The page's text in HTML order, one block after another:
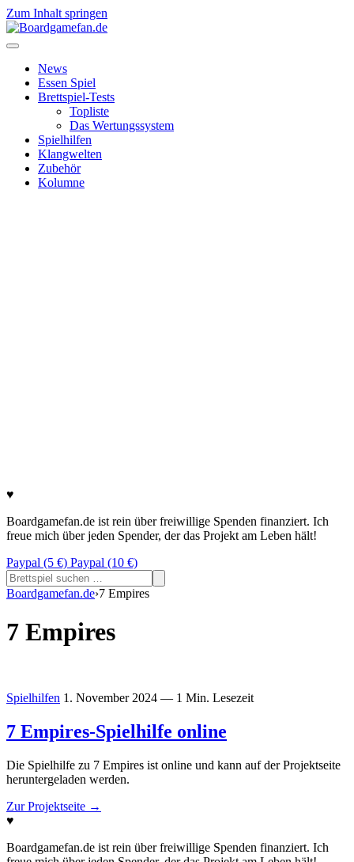
Zum Inhalt springen
News
Essen Spiel
Brettspiel-Tests
Topliste
Das Wertungssystem
Spielhilfen
Klangwelten
Zubehör
Kolumne
♥
Boardgamefan.de ist rein über freiwillige Spenden finanziert. Ich
freue mich über jeden Spender, der das Projekt am Leben hält!
Paypal (5 €) Paypal (10 €)
Suchen
nach:
Boardgamefan.de›7 Empires
7 Empires
Spielhilfen 1. November 2024 — 1 Min. Lesezeit
7 Empires-Spielhilfe online
Die Spielhilfe zu 7 Empires ist online und kann auf der Projektseite
heruntergeladen werden.
Zur Projektseite →
♥
Boardgamefan.de ist rein über freiwillige Spenden finanziert. Ich